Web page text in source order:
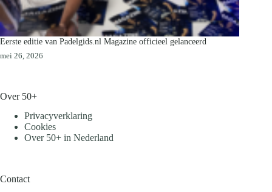
Eerste editie van Padelgids.nl Magazine officieel gelanceerd
mei 26, 2026
Over 50+
Privacyverklaring
Cookies
Over 50+ in Nederland
Contact